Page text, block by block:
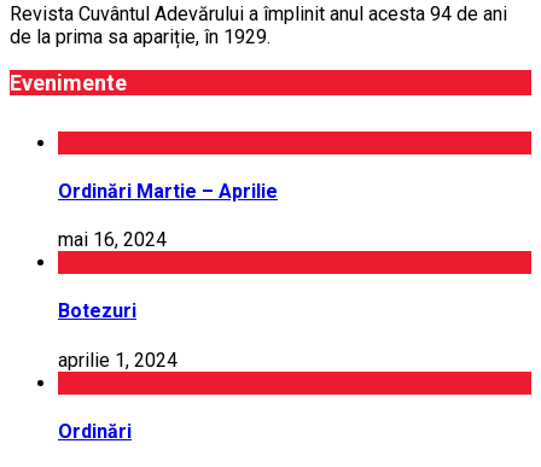
Revista Cuvântul Adevărului a împlinit anul acesta 94 de ani
de la prima sa apariție, în 1929.
Evenimente
Ordinări Martie – Aprilie
mai 16, 2024
Botezuri
aprilie 1, 2024
Ordinări